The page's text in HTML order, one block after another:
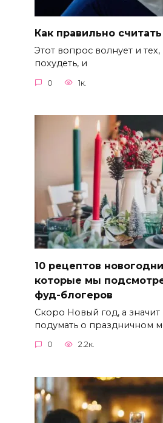
Как правильно
Этот вопрос волнует и тех,
похудеть, и
0 1к.
10 рецептов
которые мы
фуд-блогеров
Скоро Новый год, а
подумать о праздничном
0 2.2к.